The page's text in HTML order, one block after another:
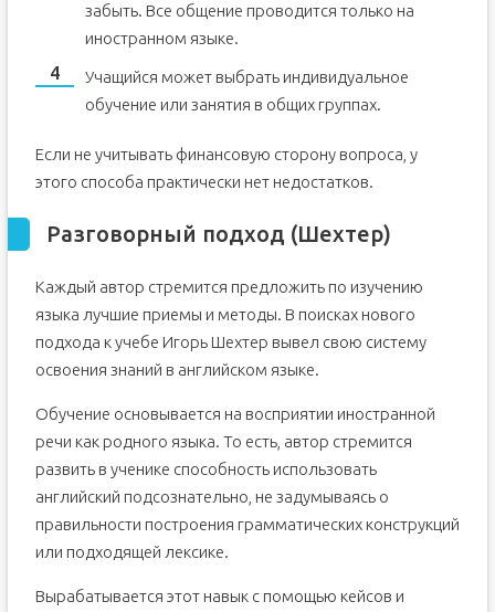
забыть. Все общение проводится только на
иностранном языке.
Учащийся может выбрать индивидуальное
обучение или занятия в общих группах.
Если не учитывать финансовую сторону вопроса, у
этого способа практически нет недостатков.
Разговорный подход (Шехтер)
Каждый автор стремится предложить по изучению
языка лучшие приемы и методы. В поисках нового
подхода к учебе Игорь Шехтер вывел свою систему
освоения знаний в английском языке.
Обучение основывается на восприятии иностранной
речи как родного языка. То есть, автор стремится
развить в ученике способность использовать
английский подсознательно, не задумываясь о
правильности построения грамматических конструкций
или подходящей лексике.
Вырабатывается этот навык с помощью кейсов и